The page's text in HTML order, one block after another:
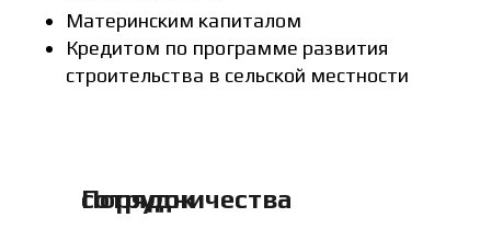
Материнским капиталом
Кредитом по программе развития
строительства в сельской местности
Порядок сотрудничества